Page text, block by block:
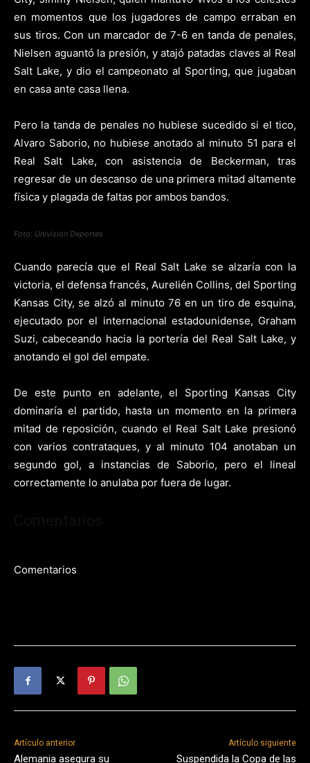
en momentos que los jugadores de campo erraban en
sus tiros. Con un marcador de 7-6 en tanda de penales,
Nielsen aguantó la presión, y atajó patadas claves al Real
Salt Lake, y dio el campeonato al Sporting, que jugaban
en casa ante casa llena.
Pero la tanda de penales no hubiese sucedido si el tico,
Alvaro Saborio, no hubiese anotado al minuto 51 para el
Real Salt Lake, con asistencia de Beckerman, tras
regresar de un descanso de una primera mitad altamente
física y plagada de faltas por ambos bandos.
Foto: Univision Deportes
Cuando parecía que el Real Salt Lake se alzaría con la
victoria, el defensa francés, Aurelién Collins, del Sporting
Kansas City, se alzó al minuto 76 en un tiro de esquina,
ejecutado por el internacional estadounidense, Graham
Suzi, cabeceando hacia la portería del Real Salt Lake, y
anotando el gol del empate.
De este punto en adelante, el Sporting Kansas City
dominaría el partido, hasta un momento en la primera
mitad de reposición, cuando el Real Salt Lake presionó
con varios contrataques, y al minuto 104 anotaban un
segundo gol, a instancias de Saborio, pero el lineal
correctamente lo anulaba por fuera de lugar.
Comentarios
Artículo anterior
Alemania asegura su
Artículo siguiente
Suspendida la Copa de las